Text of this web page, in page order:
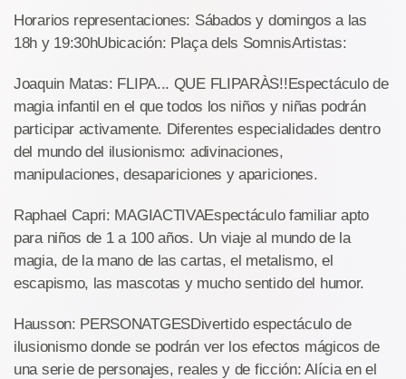
Horarios representaciones: Sábados y domingos a las
18h y 19:30hUbicación: Plaça dels SomnisArtistas:
Joaquin Matas: FLIPA... QUE FLIPARÀS!!Espectáculo de
magia infantil en el que todos los niños y niñas podrán
participar activamente. Diferentes especialidades dentro
del mundo del ilusionismo: adivinaciones,
manipulaciones, desapariciones y apariciones.
Raphael Capri: MAGIACTIVAEspectáculo familiar apto
para niños de 1 a 100 años. Un viaje al mundo de la
magia, de la mano de las cartas, el metalismo, el
escapismo, las mascotas y mucho sentido del humor.
Hausson: PERSONATGESDivertido espectáculo de
ilusionismo donde se podrán ver los efectos mágicos de
una serie de personajes, reales y de ficción: Alícia en el